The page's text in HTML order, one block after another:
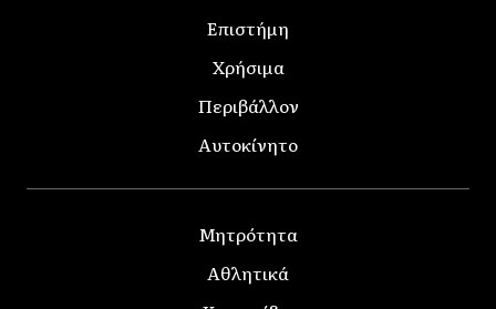
Επιστήμη
Χρήσιμα
Περιβάλλον
Αυτοκίνητο
Μητρότητα
Αθλητικά